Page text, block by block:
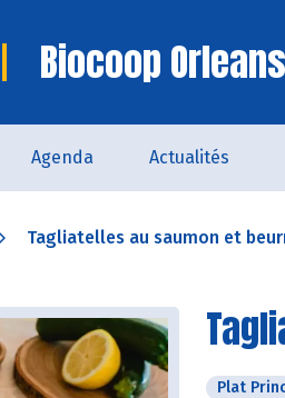
Biocoop Orleans
Agenda Actualités
Tagliatelles au saumon et
Plat